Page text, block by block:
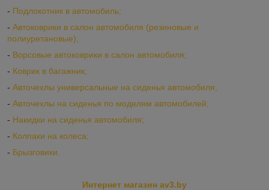
- Подлокотник в автомобиль;
- Автоковрики в салон автомобиля (резиновые и
полиуретановые);
- Ворсовые автоковрики в салон автомобиля;
- Коврик в багажник;
- Авточехлы универсальные на сиденья автомобиля;
- Авточехлы на сиденья по моделям автомобилей;
- Накидки на сиденья автомобиля;
- Колпаки на колеса;
- Брызговики.
Интернет магазин av3.by